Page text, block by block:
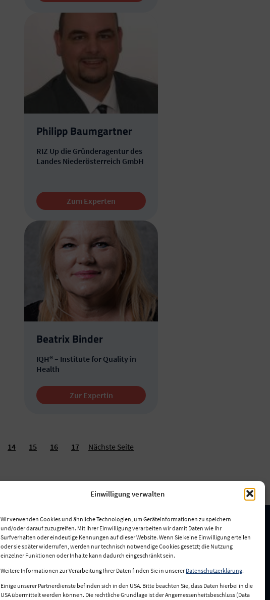
Einwilligung verwalten
Wir verwenden Cookies und ähnliche Technologien, um Geräteinformationen zu speichern
und/oder darauf zuzugreifen. Mit Ihrer Einwilligung verarbeiten wir damit Daten wie Ihr
Surfverhalten oder eindeutige Kennungen auf dieser Website. Wenn Sie keine Einwilligung erteilen
oder sie später widerrufen, werden nur technisch notwendige Cookies gesetzt; die Nutzung
einzelner Funktionen oder Inhalte kann dadurch eingeschränkt sein.
Weitere Informationen zur Verarbeitung Ihrer Daten finden Sie in unsererDatenschutzerklärung.
Einige unserer Partnerdienste befinden sich in den USA. Bitte beachten Sie, dass Daten hierbei in die
USA übermittelt werden können. Die rechtliche Grundlage ist der Angemessenheitsbeschluss (Data
Philipp Baumgartner
RIZ Up die Gründeragentur des
Landes Niederösterreich GmbH
Zum Experten
Beatrix Binder
IQH® – Institute for Quality in
Health
Zur Expertin
14 15 16 17 Nächste Seite